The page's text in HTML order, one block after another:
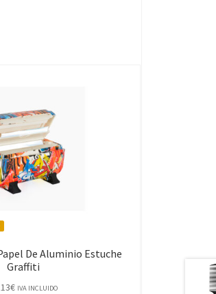
De Aluminio Estuche
Graffiti
€ IVA INCLUIDO